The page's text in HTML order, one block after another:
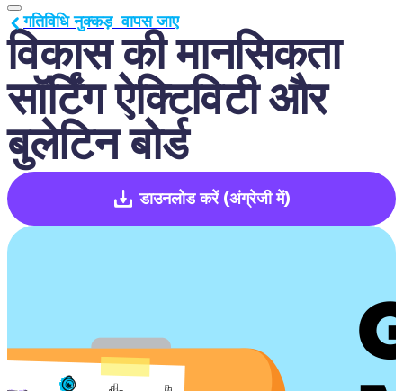
विकास की मानसिकता
सॉर्टिंग ऐक्टिविटी और
बुलेटिन बोर्ड
गतिविधि नुक्कड़  वापस जाए
डाउनलोड करें (अंग्रेजी में)